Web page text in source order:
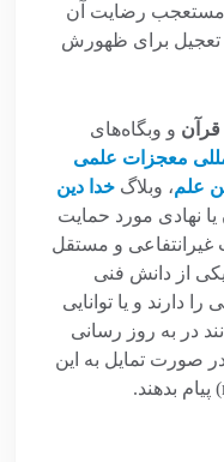
مستعجب رضایت آن
تعجیل برای ظهورش
و وبگاه‌های
معجزات علمی
علم، وبلاگ خدا دین
یا نهادی مورد حمایت
غیرانتفاعی و مستقل
از دانش فنی
دارند و یا توانایی
در به روز رسانی
صورت تمایل به این